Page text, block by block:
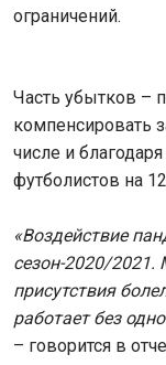
ограничений.
Часть убытков –
компенсировать
числе и
футболистов на
«Воздействие
сезон-2020/2021.
присутствия
работает без
– говорится в